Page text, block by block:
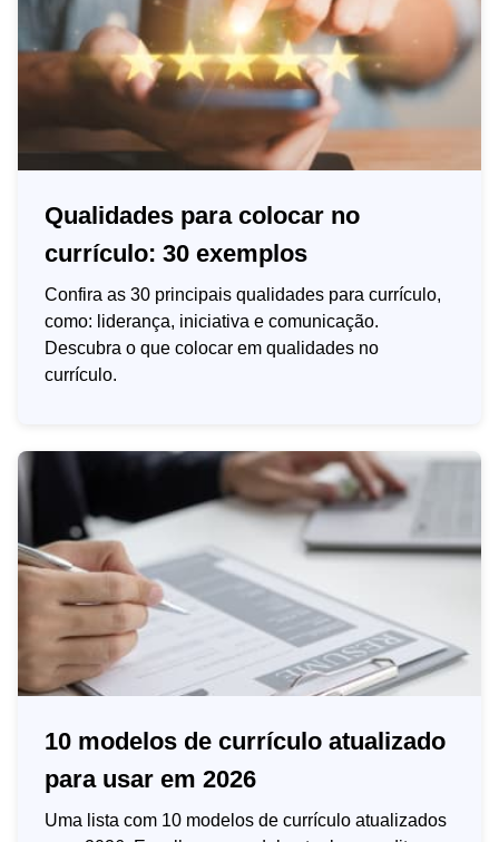
Qualidades para colocar no
currículo: 30 exemplos
Confira as 30 principais qualidades para currículo,
como: liderança, iniciativa e comunicação.
Descubra o que colocar em qualidades no
currículo.
10 modelos de currículo atualizado
para usar em 2026
Uma lista com 10 modelos de currículo atualizados